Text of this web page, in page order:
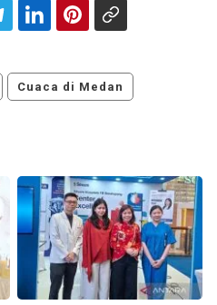
Cuaca di Medan